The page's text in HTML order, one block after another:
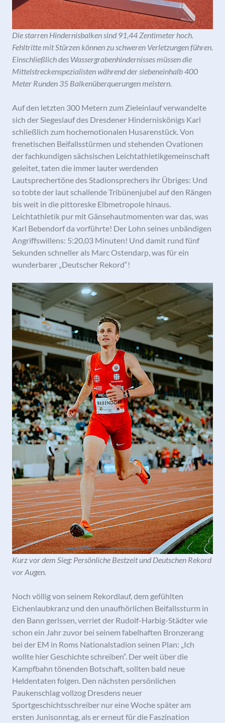
Die starren Hindernisbalken sind 91,44 Zentimeter hoch.
Fehltritte mit Stürzen können zu schweren Verletzungen führen.
Einschließlich des Wassergrabenhindernisses müssen die
Mittelstreckenspezialisten während der siebeneinhalb 400
Meter Runden 35 Balkenüberquerungen meistern.
Auf den letzten 300 Metern zum Zieleinlauf verwandelte
sich der Siegeslauf des Dresdener Hinderniskönigs Karl
schließlich zum hochemotionalen Husarenstück. Von
frenetischen Beifallsstürmen und stehenden Ovationen
der fachkundigen sächsischen Leichtathletikgemeinschaft
geleitet, taten die immer lauter werdenden
Lautsprechertöne des Stadionsprechers ihr Übriges: Und
so tobte der laut schallende Tribünenjubel auf den Rängen
bis weit in die pittoreske Elbmetropole hinaus.
Leichtathletik pur mit Gänsehautmomenten war das, was
Karl Bebendorf da vorführte! Der Lohn seines unbändigen
Angriffswillens: 5:20,03 Minuten! Und damit rund fünf
Sekunden schneller als Marc Ostendarp, was für ein
wunderbarer „Deutscher Rekord“!
Kurz vor dem Sieg: Persönliche Bestzeit und Deutschen Rekord
vor Augen.
Noch völlig von seinem Rekordlauf, dem gefühlten
Eichenlaubkranz und den unaufhörlichen Beifallssturm in
den Bann gerissen, verriet der Rudolf-Harbig-Städter wie
schon ein Jahr zuvor bei seinem fabelhaften Bronzerang
bei der EM in Roms Nationalstadion seinen Plan: „Ich
wollte hier Geschichte schreiben“. Der weit über die
Kampfbahn tönenden Botschaft, sollten bald neue
Heldentaten folgen. Den nächsten persönlichen
Paukenschlag vollzog Dresdens neuer
Sportgeschichtsschreiber nur eine Woche später am
ersten Junisonntag, als er erneut für die Faszination